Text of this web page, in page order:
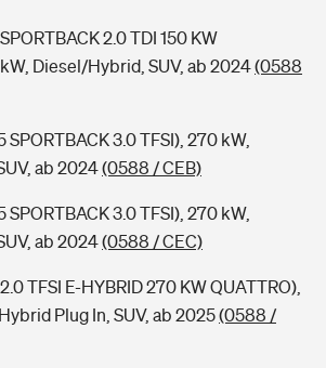
2.0 TDI 150 KW
Diesel/Hybrid, SUV, ab 2024(0588
SPORTBACK 3.0 TFSI), 270 kW,
ab 2024(0588 / CEB)
SPORTBACK 3.0 TFSI), 270 kW,
ab 2024(0588 / CEC)
TFSI E-HYBRID 270 KW QUATTRO),
Plug In, SUV, ab 2025(0588 /